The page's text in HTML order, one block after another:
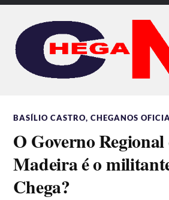
BASÍLIO CASTRO,CHEGANOS
O Governo
Madeira é o
Chega?